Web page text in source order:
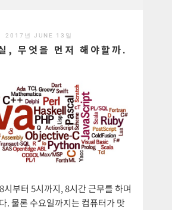
2017년 JUNE 13일
, 무엇을 먼저 해야할까.
시부터 5시까지, 8시간 근무를 하며
. 물론 수요일까지는 컴퓨터가 맛